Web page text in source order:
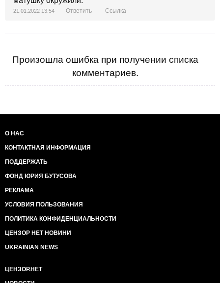
21.01.2022 13:54 Ответить Ссылка
Произошла ошибка при получении списка
комментариев.
О НАС
КОНТАКТНАЯ ИНФОРМАЦИЯ
ПОДДЕРЖАТЬ
ФОНД ЮРИЯ БУТУСОВА
РЕКЛАМА
УСЛОВИЯ ПОЛЬЗОВАНИЯ
ПОЛИТИКА КОНФИДЕНЦИАЛЬНОСТИ
ЦЕНЗОР НЕТ НОВИНИ
UKRAINIAN NEWS
ЦЕНЗОР.НЕТ